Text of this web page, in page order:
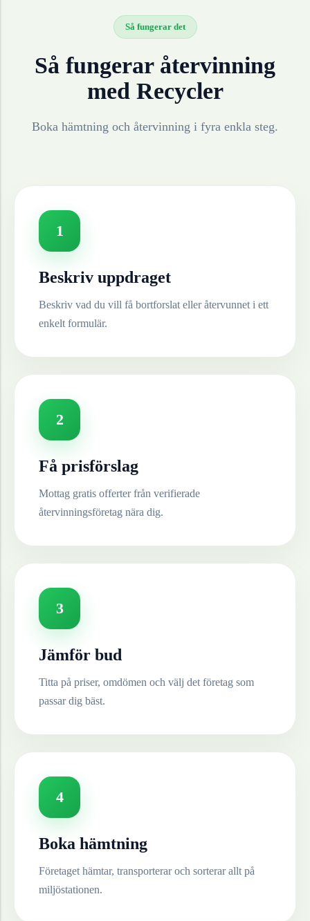
Så fungerar det
Så fungerar återvinning
med Recycler
Boka hämtning och återvinning i fyra enkla steg.
1
Beskriv uppdraget
Beskriv vad du vill få bortforslat eller återvunnet i ett
enkelt formulär.
2
Få prisförslag
Mottag gratis offerter från verifierade
återvinningsföretag nära dig.
3
Jämför bud
Titta på priser, omdömen och välj det företag som
passar dig bäst.
4
Boka hämtning
Företaget hämtar, transporterar och sorterar allt på
miljöstationen.